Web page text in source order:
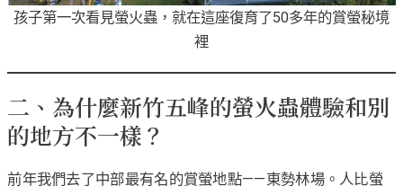
孩子第一次看見螢火蟲，就在這座復育了50多年的賞螢秘境
裡
二、為什麼新竹五峰的螢火蟲體驗和別
的地方不一樣？
前年我們去了中部最有名的賞螢地點——東勢林場。人比螢